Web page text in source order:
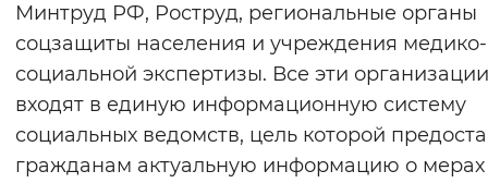
Вернуть стандартные настройки
Минтруд РФ, Роструд, региональные органы
соцзащиты населения и учреждения медико-
социальной экспертизы. Все эти организации
входят в единую информационную систему
социальных ведомств, цель которой
гражданам актуальную информацию о мерах